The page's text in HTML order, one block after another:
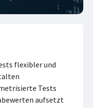
flexibler und
Tests
aufsetzt